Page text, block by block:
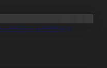
көшіріледі